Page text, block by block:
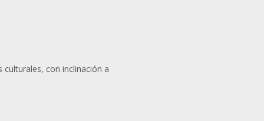
con inclinación a